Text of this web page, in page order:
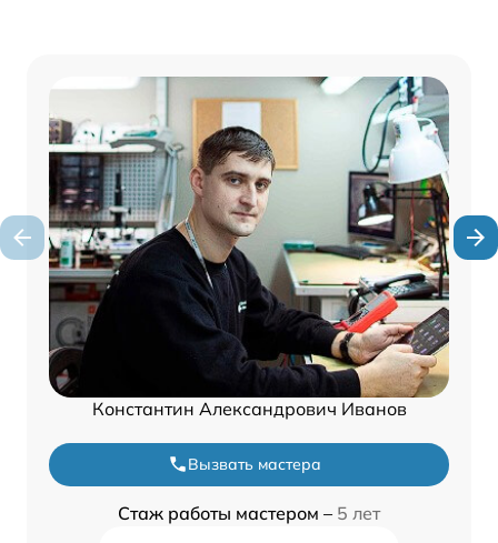
Константин Александрович Иванов
Вызвать мастера
Стаж работы мастером – 5 лет